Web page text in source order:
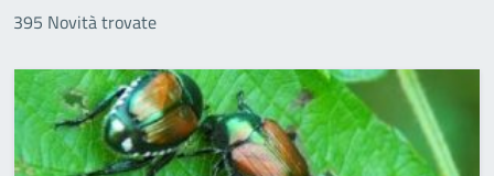
395 Novità trovate